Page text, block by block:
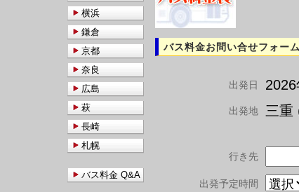
バス料金お問い合せフォーム
出発日 2026
出発地 三重
行き先
出発予定時間
横浜
鎌倉
京都
奈良
広島
萩
長崎
札幌
バス料金 Q&A